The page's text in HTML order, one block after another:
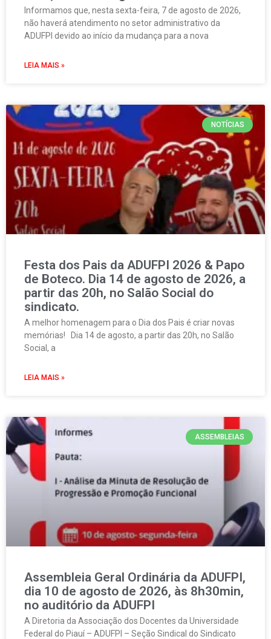
Informamos que, nesta sexta-feira, 7 de agosto de 2026,
não haverá atendimento no setor administrativo da
ADUFPI devido ao início da mudança para a nova
LEIA MAIS »
NOTÍCIAS
Festa dos Pais da ADUFPI 2026 & Papo
de Boteco. Dia 14 de agosto de 2026, a
partir das 20h, no Salão Social do
sindicato.
A melhor homenagem para o Dia dos Pais é criar novas
memórias! Dia 14 de agosto, a partir das 20h, no Salão
Social, a
LEIA MAIS »
ASSEMBLEIAS
Assembleia Geral Ordinária da ADUFPI,
dia 10 de agosto de 2026, às 8h30min,
no auditório da ADUFPI
A Diretoria da Associação dos Docentes da Universidade
Federal do Piauí – ADUFPI – Seção Sindical do Sindicato